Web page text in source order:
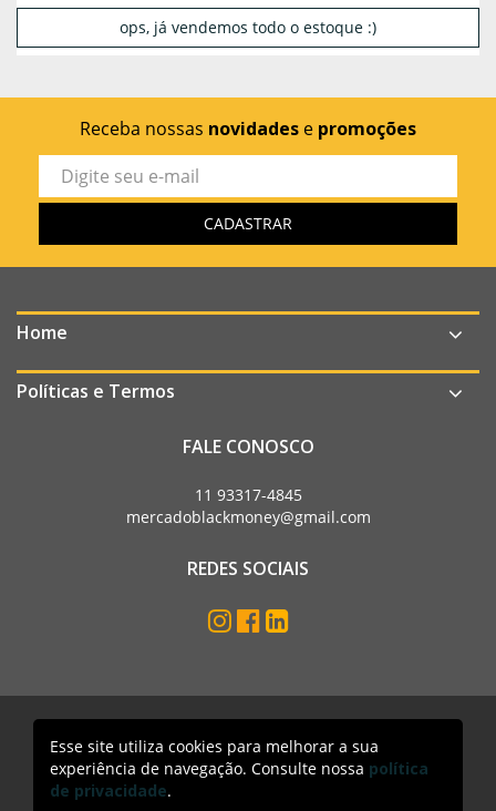
ops, já vendemos todo o estoque :)
Receba nossas novidades e promoções
Home
Políticas e Termos
FALE CONOSCO
11 93317-4845
mercadoblackmoney@gmail.com
REDES SOCIAIS
Mercado Black Money. Todos os direitos reservados
Acesso lojista
Esse site utiliza cookies para melhorar a sua
experiência de navegação. Consulte nossa política
de privacidade.